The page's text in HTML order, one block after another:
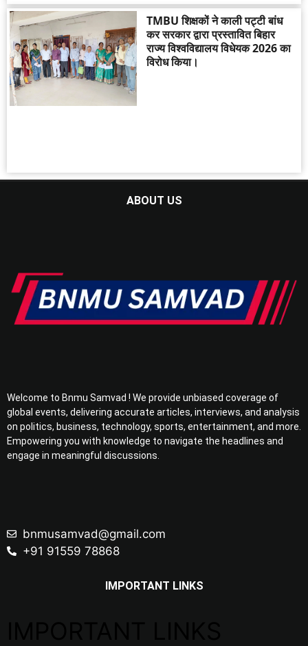
TMBU शिक्षकों ने काली पट्टी बांध
कर सरकार द्वारा प्रस्तावित बिहार
राज्य विश्वविद्यालय विधेयक 2026 का
विरोध किया।
ABOUT US
Welcome to Bnmu Samvad ! We provide unbiased coverage of
global events, delivering accurate articles, interviews, and analysis
on politics, business, technology, sports, entertainment, and more.
Empowering you with knowledge to navigate the headlines and
engage in meaningful discussions.
bnmusamvad@gmail.com
+91 91559 78868
IMPORTANT LINKS